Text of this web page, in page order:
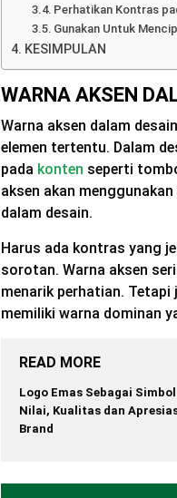
Perhatikan Kontras
Gunakan Untuk
KESIMPULAN
WARNA AKSEN
Warna aksen dalam
elemen tertentu. Dalam
pada konten seperti
aksen akan
dalam desain.
Harus ada kontras yang
sorotan. Warna aksen
menarik perhatian. Tetapi
memiliki warna dominan
READ MORE
Logo Emas Sebagai Simbol
Nilai, Kualitas dan
Brand